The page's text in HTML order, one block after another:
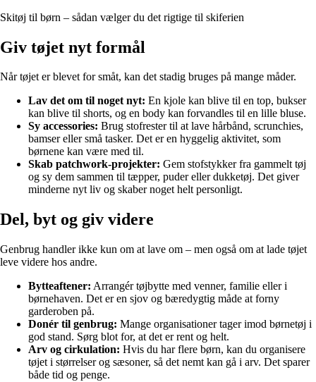
Skitøj til børn – sådan vælger du det rigtige til skiferien
Giv tøjet nyt formål
Når tøjet er blevet for småt, kan det stadig bruges på mange måder.
Lav det om til noget nyt: En kjole kan blive til en top, bukser
kan blive til shorts, og en body kan forvandles til en lille bluse.
Sy accessories: Brug stofrester til at lave hårbånd, scrunchies,
bamser eller små tasker. Det er en hyggelig aktivitet, som
børnene kan være med til.
Skab patchwork-projekter: Gem stofstykker fra gammelt tøj
og sy dem sammen til tæpper, puder eller dukketøj. Det giver
minderne nyt liv og skaber noget helt personligt.
Del, byt og giv videre
Genbrug handler ikke kun om at lave om – men også om at lade tøjet
leve videre hos andre.
Bytteaftener: Arrangér tøjbytte med venner, familie eller i
børnehaven. Det er en sjov og bæredygtig måde at forny
garderoben på.
Donér til genbrug: Mange organisationer tager imod børnetøj i
god stand. Sørg blot for, at det er rent og helt.
Arv og cirkulation: Hvis du har flere børn, kan du organisere
tøjet i størrelser og sæsoner, så det nemt kan gå i arv. Det sparer
både tid og penge.